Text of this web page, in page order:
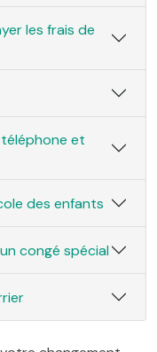
les frais de
et
des enfants
congé spécial